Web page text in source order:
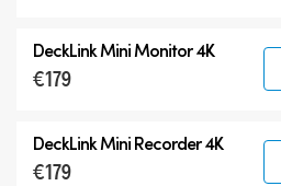
DeckLink Mini Monitor 4K
€179
DeckLink Mini Recorder 4K
€179